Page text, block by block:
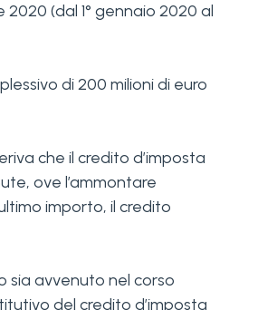
(dal 1° gennaio 2020 al
di 200 milioni di euro
che il credito d’imposta
ove l’ammontare
importo, il credito
sia avvenuto nel corso
del credito d’imposta